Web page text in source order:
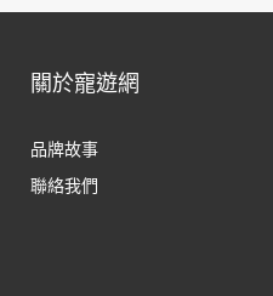
關於寵遊網
品牌故事
聯絡我們